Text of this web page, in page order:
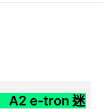
A2 e-tron 迷